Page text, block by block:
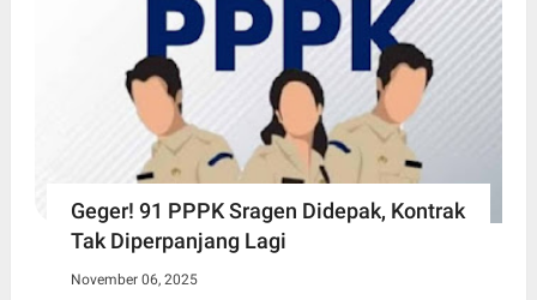
Geger! 91 PPPK Sragen Didepak, Kontrak
Tak Diperpanjang Lagi
November 06, 2025